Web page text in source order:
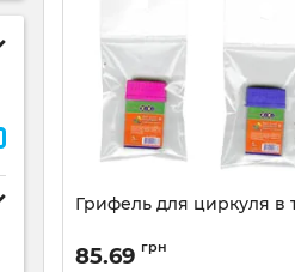
Грифель для циркуля в
85.69 грн